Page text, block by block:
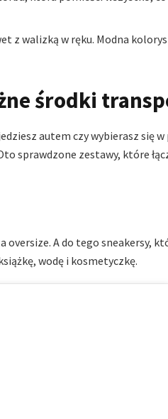
z walizką w ręku. Modna
środki
autem czy wybierasz się
sprawdzone zestawy, które
A do tego sneakersy,
wodę i kosmetyczkę.